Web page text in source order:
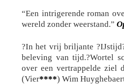
“Een intrigerende roman
wereld zonder weerstand.”
?In het vrij briljante
beleving van tijd.?Wortel
over een vertrappelde ziel
(Vier****) Wim